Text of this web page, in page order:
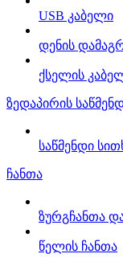
USB კაბელი
დენის
ქსელის
ზედაპირის
საწმენდი
ჩანთა
ზურგჩანთა
წელის ჩანთა